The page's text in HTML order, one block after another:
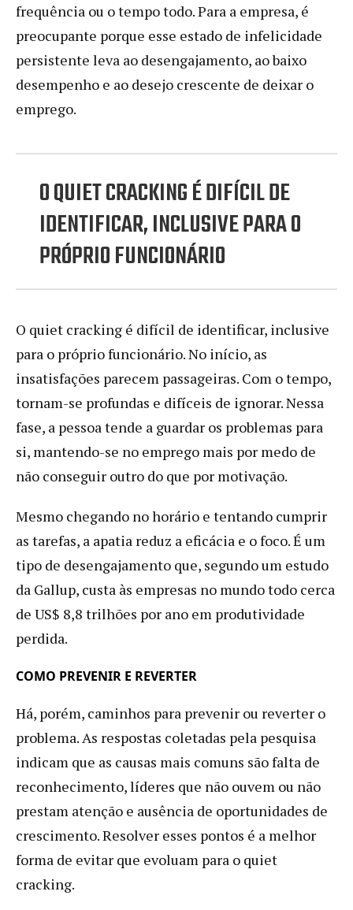
frequência ou o tempo todo. Para a empresa, é
preocupante porque esse estado de infelicidade
persistente leva ao desengajamento, ao baixo
desempenho e ao desejo crescente de deixar o
emprego.
O QUIET CRACKING É DIFÍCIL DE
IDENTIFICAR, INCLUSIVE PARA O
PRÓPRIO FUNCIONÁRIO
O quiet cracking é difícil de identificar, inclusive
para o próprio funcionário. No início, as
insatisfações parecem passageiras. Com o tempo,
tornam-se profundas e difíceis de ignorar. Nessa
fase, a pessoa tende a guardar os problemas para
si, mantendo-se no emprego mais por medo de
não conseguir outro do que por motivação.
Mesmo chegando no horário e tentando cumprir
as tarefas, a apatia reduz a eficácia e o foco. É um
tipo de desengajamento que, segundo um estudo
da Gallup, custa às empresas no mundo todo cerca
de US$ 8,8 trilhões por ano em produtividade
perdida.
COMO PREVENIR E REVERTER
Há, porém, caminhos para prevenir ou reverter o
problema. As respostas coletadas pela pesquisa
indicam que as causas mais comuns são falta de
reconhecimento, líderes que não ouvem ou não
prestam atenção e ausência de oportunidades de
crescimento. Resolver esses pontos é a melhor
forma de evitar que evoluam para o quiet
cracking.